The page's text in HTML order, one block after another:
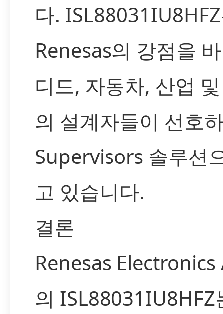
다.
Renesas의 강점을
디드, 자동차, 산업
의 설계자들이 선호
Supervisors 솔루션
고 있습니다.
결론
Renesas
의 ISL88031IU8HFZ